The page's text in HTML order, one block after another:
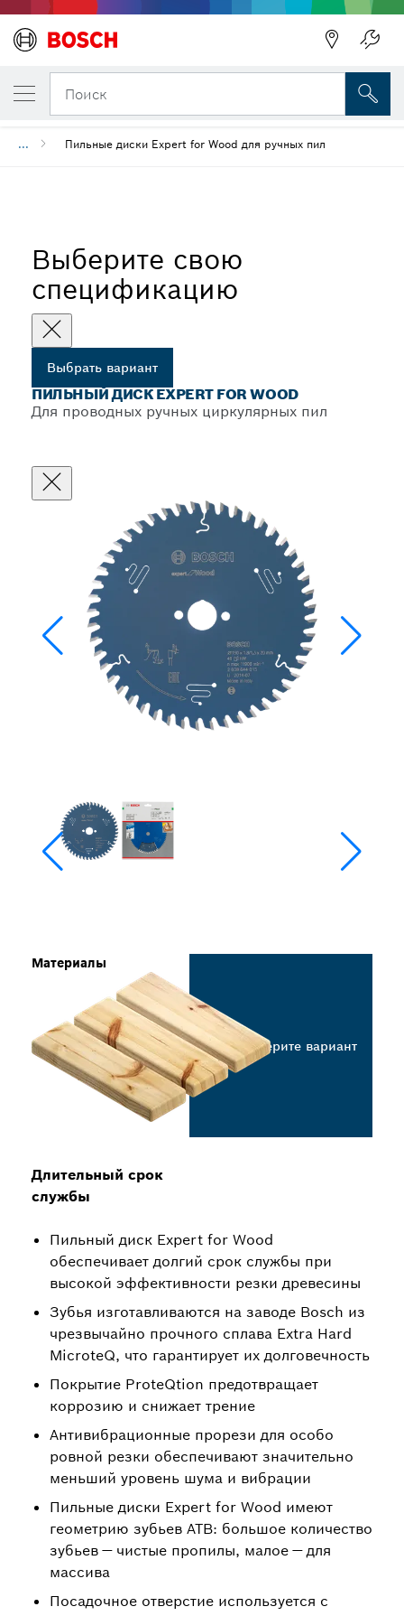
Поиск
... Пильные диски Expert for Wood для ручных пил
Выберите свою
спецификацию
Выбрать вариант
ПИЛЬНЫЙ ДИСК EXPERT FOR WOOD
Для проводных ручных циркулярных пил
Длительный срок
службы
Пильный диск Expert for Wood
обеспечивает долгий срок службы при
высокой эффективности резки древесины
Зубья изготавливаются на заводе Bosch из
чрезвычайно прочного сплава Extra Hard
MicroteQ, что гарантирует их долговечность
Покрытие ProteQtion предотвращает
коррозию и снижает трение
Антивибрационные прорези для особо
ровной резки обеспечивают значительно
меньший уровень шума и вибрации
Пильные диски Expert for Wood имеют
геометрию зубьев ATB: большое количество
зубьев — чистые пропилы, малое — для
массива
Посадочное отверстие используется с
Материалы
Выберите вариант
ВЫБРАННЫЙ ВАРИАНТ
Пильный диск Expert for Wood